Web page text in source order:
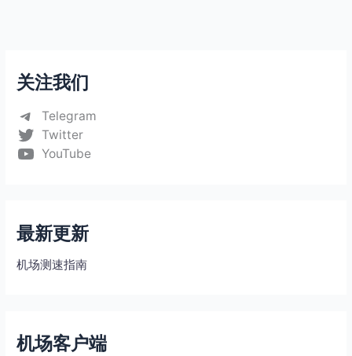
关注我们
Telegram
Twitter
YouTube
最新更新
机场测速指南
机场客户端